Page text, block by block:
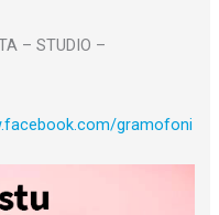
– STUDIO –
gramofoni